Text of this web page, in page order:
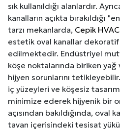
sık kullanıldığı alanlardır.
kanalların açıkta bırakıldığı
tarzı mekanlarda, Cepik HVAC
estetik oval kanallar
edilmektedir. Endüstriyel
köşe noktalarında biriken yağ
hijyen sorunlarını
iç yüzeyleri ve köşesiz
minimize ederek hijyenik bir
açısından bakıldığında, oval
tavan içerisindeki tesisat